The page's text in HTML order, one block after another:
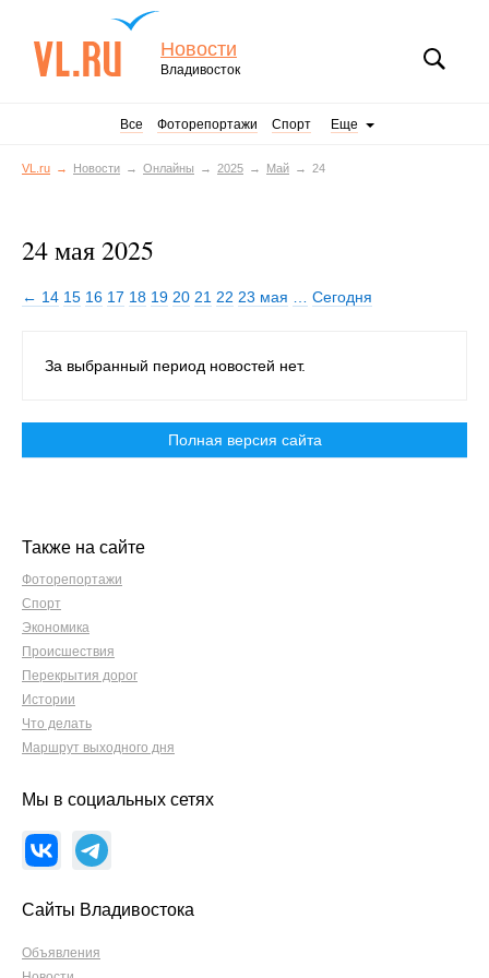
Новости
Владивосток
Все Фоторепортажи Спорт Еще
VL.ru Новости Онлайны 2025 Май 24
24 мая 2025
← 14 15 16 17 18 19 20 21 22 23 мая Сегодня
За выбранный период новостей нет.
Полная версия сайта
Также на сайте
Фоторепортажи
Спорт
Экономика
Происшествия
Перекрытия дорог
Истории
Что делать
Маршрут выходного дня
Мы в социальных сетях
Сайты Владивостока
Объявления